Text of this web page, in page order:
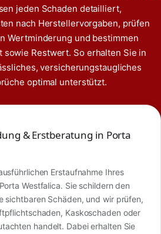
jeden Schaden detailliert,
nach Herstellervorgaben, prüfen
Wertminderung und bestimmen
Restwert. So erhalten Sie in
versicherungstaugliches
optimal unterstützt.
& Erstberatung in Porta
Erstaufnahme Ihres
Westfalica. Sie schildern den
sichtbaren Schäden, und wir prüfen,
Kaskoschaden oder
handelt. Dabei erhalten Sie